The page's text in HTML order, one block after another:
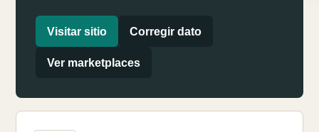
Visitar sitio Corregir dato
Ver marketplaces